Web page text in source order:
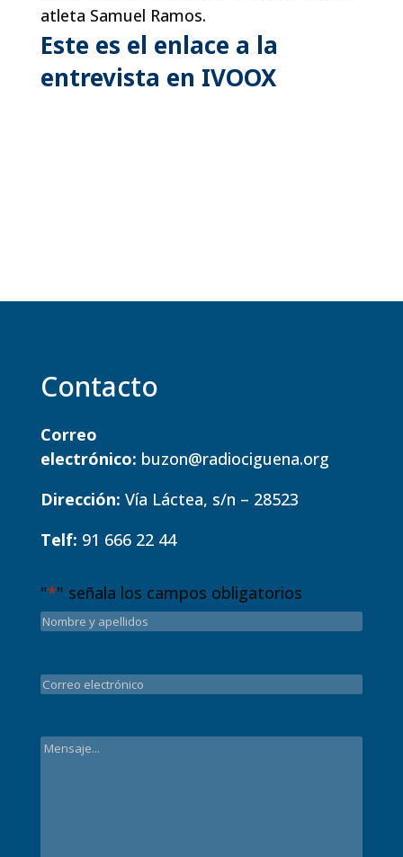
atleta Samuel Ramos.
Este es el enlace a la
entrevista en IVOOX
Contacto
Correo
electrónico: buzon@radiociguena.org
Dirección: Vía Láctea, s/n – 28523
Telf: 91 666 22 44
"*" señala los campos obligatorios